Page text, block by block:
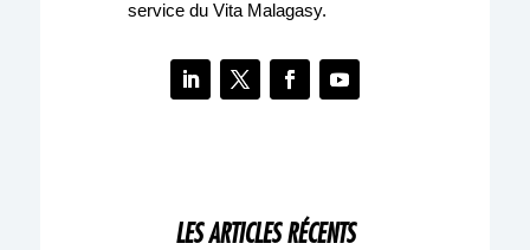
service du Vita Malagasy.
LES ARTICLES RÉCENTS